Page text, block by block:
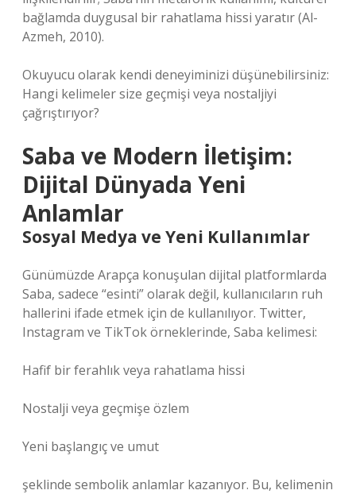
bağlamda duygusal bir rahatlama hissi yaratır (Al-
Azmeh, 2010).
Okuyucu olarak kendi deneyiminizi düşünebilirsiniz:
Hangi kelimeler size geçmişi veya nostaljiyi
çağrıştırıyor?
Saba ve Modern İletişim:
Dijital Dünyada Yeni
Anlamlar
Sosyal Medya ve Yeni Kullanımlar
Günümüzde Arapça konuşulan dijital platformlarda
Saba, sadece “esinti” olarak değil, kullanıcıların ruh
hallerini ifade etmek için de kullanılıyor. Twitter,
Instagram ve TikTok örneklerinde, Saba kelimesi:
Hafif bir ferahlık veya rahatlama hissi
Nostalji veya geçmişe özlem
Yeni başlangıç ve umut
şeklinde sembolik anlamlar kazanıyor. Bu, kelimenin